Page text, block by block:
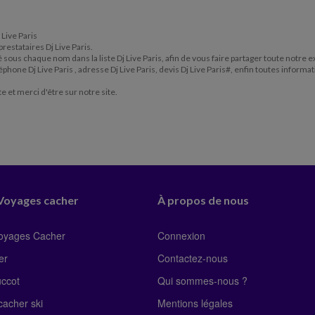
Paris
Dj Live Paris.
chaque nom dans la liste Dj Live Paris, afin de vous faire partager toute notre
Dj Live Paris , adresse Dj Live Paris, devis Dj Live Paris#, enfin toutes
et merci d'être sur notre site.
cacher
Cacher
ski
À propos de nous
Connexion
Contactez-nous
Qui sommes-nous ?
Mentions légales